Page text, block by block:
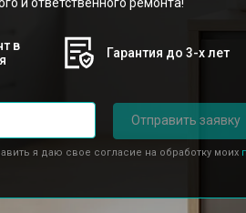
в
Гарантия до 3-х лет
Отправить заявку
я даю свое согласие на обработку моих